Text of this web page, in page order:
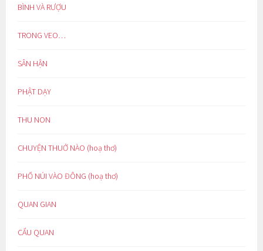
BÌNH VÀ RƯỢU
TRONG VEO…
SÂN HẬN
PHẬT DẠY
THU NON
CHUYỆN THUỞ NÀO (hoạ thơ)
PHỐ NÚI VÀO ĐÔNG (hoạ thơ)
QUAN GIAN
CẨU QUAN